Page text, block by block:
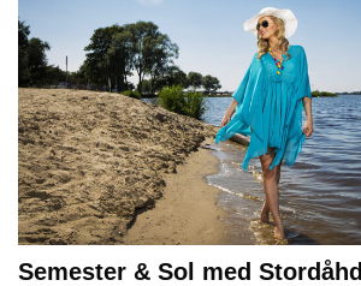
Semester & Sol med Stordåhd